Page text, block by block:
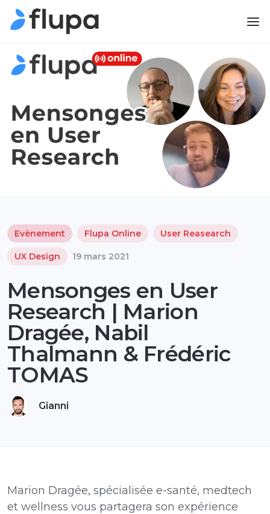
Evènement Flupa Online User Reasearch
UX Design 19 mars 2021
Mensonges en User
Research | Marion
Dragée, Nabil
Thalmann & Frédéric
TOMAS
Gianni
Marion Dragée, spécialisée e-santé, medtech
et wellness vous partagera son expérience